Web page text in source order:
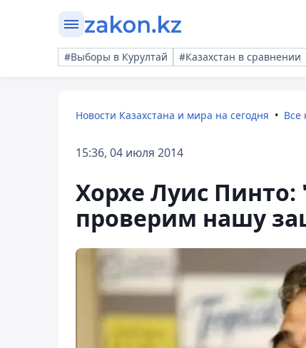
#Выборы в Курултай #Казахстан в сравнении
Новости Казахстана и мира на сегодня Все
15:36, 04 июля 2014
Хорхе Луис
проверим нашу